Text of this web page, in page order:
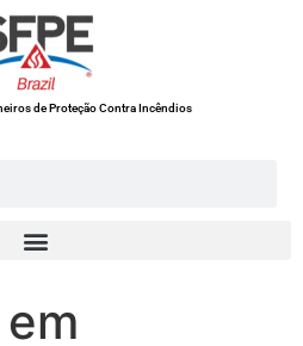
de Proteção Contra Incêndios
em